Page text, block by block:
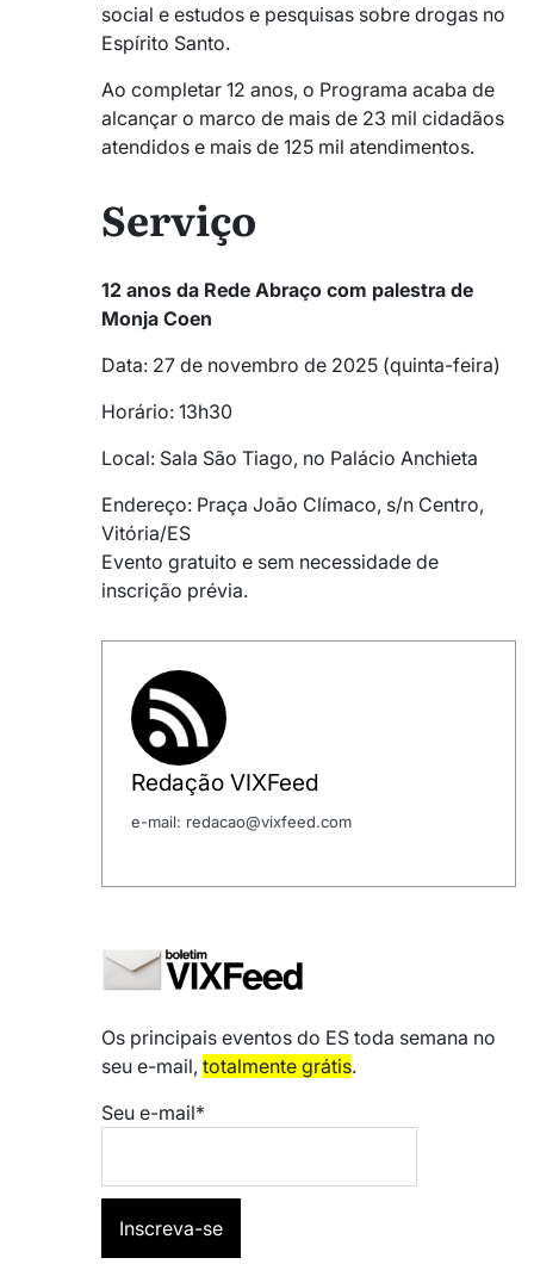
social e estudos e pesquisas sobre drogas no
Espírito Santo.
Ao completar 12 anos, o Programa acaba de
alcançar o marco de mais de 23 mil cidadãos
atendidos e mais de 125 mil atendimentos.
Serviço
12 anos da Rede Abraço com palestra de
Monja Coen
Data: 27 de novembro de 2025 (quinta-feira)
Horário: 13h30
Local: Sala São Tiago, no Palácio Anchieta
Endereço: Praça João Clímaco, s/n Centro,
Vitória/ES
Evento gratuito e sem necessidade de
inscrição prévia.
Redação VIXFeed
e-mail: redacao@vixfeed.com
Os principais eventos do ES toda semana no
seu e-mail, totalmente grátis.
Seu e-mail*